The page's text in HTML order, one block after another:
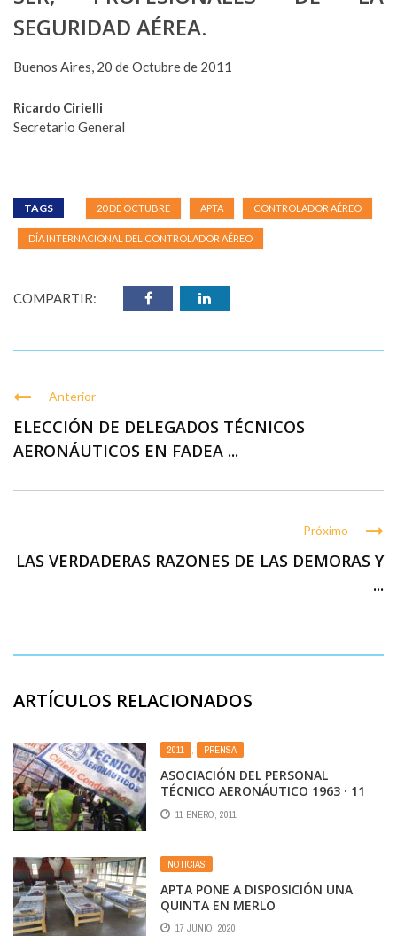
SEGURIDAD AÉREA.
Buenos Aires, 20 de Octubre de 2011
Ricardo Cirielli
Secretario General
TAGS 20 DE OCTUBRE APTA CONTROLADOR AÉREO
DÍA INTERNACIONAL DEL CONTROLADOR AÉREO
COMPARTIR:
Anterior
ELECCIÓN DE DELEGADOS TÉCNICOS
AERONÁUTICOS EN FADEA ...
Próximo
LAS VERDADERAS RAZONES DE LAS DEMORAS Y
...
ARTÍCULOS RELACIONADOS
2011 , PRENSA
ASOCIACIÓN DEL PERSONAL
TÉCNICO AERONÁUTICO 1963 · 11
DE ENERO · 2011
11 ENERO, 2011
NOTICIAS
APTA PONE A DISPOSICIÓN UNA
QUINTA EN MERLO
17 JUNIO, 2020